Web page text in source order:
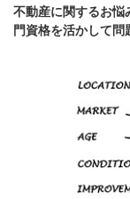
不動産に関するお悩
門資格を活かして問